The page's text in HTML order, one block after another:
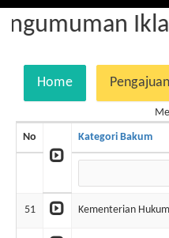
Home
No Kategori Bakum
51 Kementerian